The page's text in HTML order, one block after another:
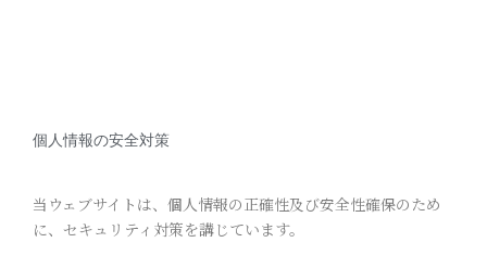
個人情報の安全対策
当ウェブサイトは、個人情報の正確性及び安全性確保のため
に、セキュリティ対策を講じています。